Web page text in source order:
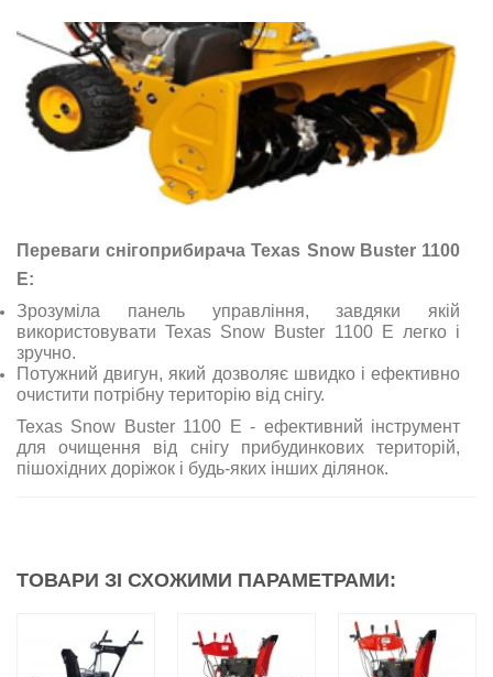
Переваги снігоприбирача Texas Snow Buster 1100
E:
Зрозуміла панель управління, завдяки якій
використовувати Texas Snow Buster 1100 E легко і
зручно.
Потужний двигун, який дозволяє швидко і ефективно
очистити потрібну територію від снігу.
Texas Snow Buster 1100 E - ефективний інструмент
для очищення від снігу прибудинкових територій,
пішохідних доріжок і будь-яких інших ділянок.
ТОВАРИ ЗІ СХОЖИМИ ПАРАМЕТРАМИ: